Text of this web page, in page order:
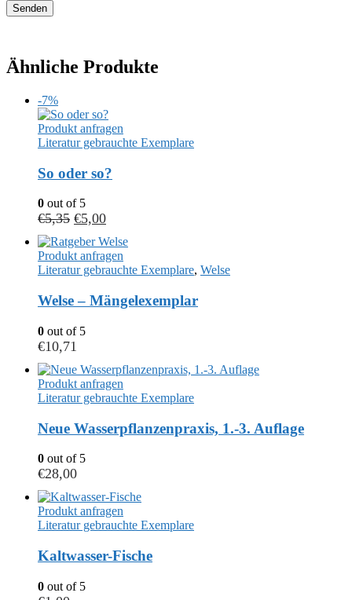
Ähnliche Produkte
-7%
Produkt anfragen
Literatur gebrauchte Exemplare
So oder so?
0 out of 5
€5,35 €5,00
Produkt anfragen
Literatur gebrauchte Exemplare, Welse
Welse – Mängelexemplar
0 out of 5
€10,71
Produkt anfragen
Literatur gebrauchte Exemplare
Neue Wasserpflanzenpraxis, 1.-3. Auflage
0 out of 5
€28,00
Produkt anfragen
Literatur gebrauchte Exemplare
Kaltwasser-Fische
0 out of 5